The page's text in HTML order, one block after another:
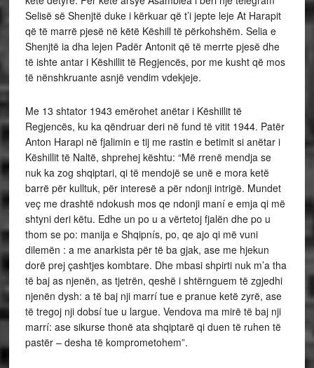
Selisë së Shenjtë duke i kërkuar që t’i jepte leje At Harapit
që të marrë pjesë në këtë Këshill të përkohshëm. Selia e
Shenjtë ia dha lejen Padër Antonit që të merrte pjesë dhe
të ishte antar i Këshillit të Regjencës, por me kusht që mos
të nënshkruante asnjë vendim vdekjeje.
Me 13 shtator 1943 emërohet anëtar i Këshillit të
Regjencës, ku ka qëndruar deri në fund të vitit 1944. Patër
Anton Harapi në fjalimin e tij me rastin e betimit si anëtar i
Këshillit të Naltë, shprehej kështu: “Më rrenë mendja se
nuk ka zog shqiptari, qi të mendojë se unë e mora ketë
barrë për kulltuk, për interesë a për ndonji intrigë. Mundet
veç me drashtë ndokush mos qe ndonji maní e emja qi më
shtyni deri këtu. Edhe un po u a vërtetoj fjalën dhe po u
thom se po: manija e Shqipnís, po, qe ajo qi më vuni
dilemën : a me anarkista për të ba gjak, ase me hjekun
dorë prej çashtjes kombtare. Dhe mbasi shpirti nuk m’a tha
të baj as njenën, as tjetrën, qeshë i shtërnguem të zgjedhi
njenën dysh: a të baj nji marrí tue e pranue ketë zyrë, ase
të tregoj nji dobsí tue u largue. Vendova ma mirë të baj nji
marrí: ase sikurse thonë ata shqiptarë qi duen të ruhen të
pastër – desha të komprometohem”.